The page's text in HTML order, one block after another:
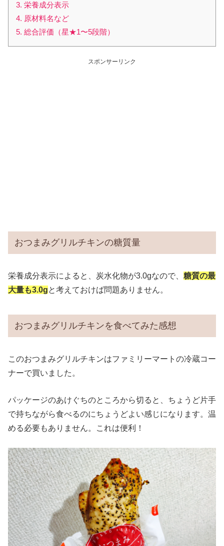
3. 栄養成分表示
4. 原材料名など
5. 総合評価（星★1〜5段階）
スポンサーリンク
おつまみグリルチキンの糖質量
栄養成分表示によると、炭水化物が3.0gなので、 糖質の最
大量も3.0gと考えておけば問題ありません。
おつまみグリルチキンを食べてみた感想
このおつまみグリルチキンはファミリーマートの冷蔵コー
ナーで買いました。
パッケージのあけぐちのところから切ると、ちょうど片手
で持ちながら食べるのにちょうどよい感じになります。温
める必要もありません。これは便利！